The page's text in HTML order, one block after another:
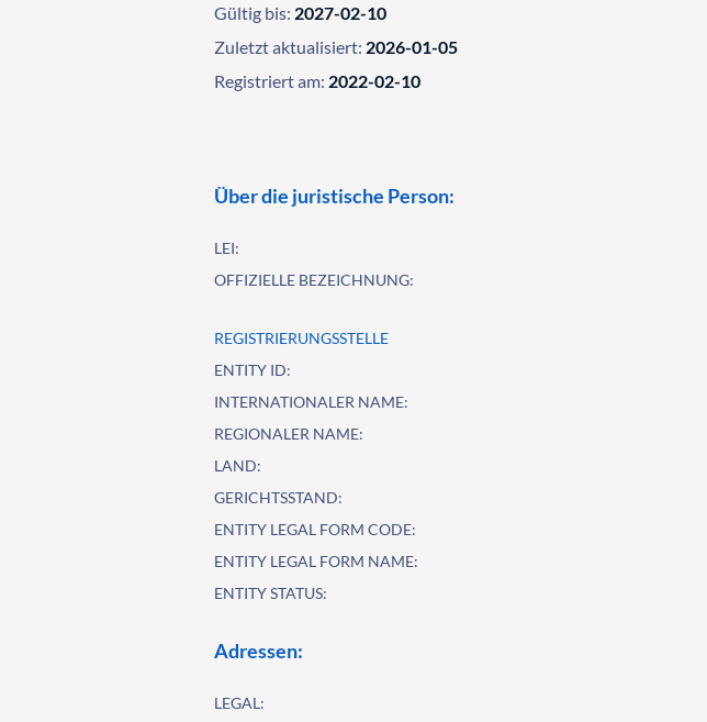
Gültig bis: 2027-02-10
Zuletzt aktualisiert: 2026-01-05
Registriert am: 2022-02-10
Über die juristische Person:
LEI:
OFFIZIELLE BEZEICHNUNG:
REGISTRIERUNGSSTELLE
ENTITY ID:
INTERNATIONALER NAME:
REGIONALER NAME:
LAND:
GERICHTSSTAND:
ENTITY LEGAL FORM CODE:
ENTITY LEGAL FORM NAME:
ENTITY STATUS:
Adressen:
LEGAL: